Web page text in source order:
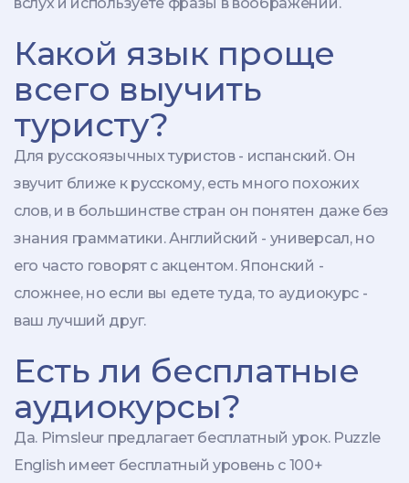
Какой язык проще
всего выучить
туристу?
Для русскоязычных туристов - испанский. Он
звучит ближе к русскому, есть много похожих
слов, и в большинстве стран он понятен даже без
знания грамматики. Английский - универсал, но
его часто говорят с акцентом. Японский -
сложнее, но если вы едете туда, то аудиокурс -
ваш лучший друг.
Есть ли бесплатные
аудиокурсы?
Да. Pimsleur предлагает бесплатный урок. Puzzle
English имеет бесплатный уровень с 100+